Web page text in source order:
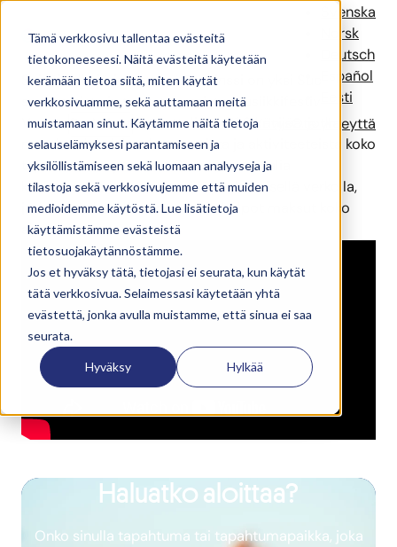
Tämä verkkosivu tallentaa evästeitä
tietokoneeseesi. Näitä evästeitä käytetään
kerämään tietoa siitä, miten käytät
verkkosivuamme, sekä auttamaan meitä
muistamaan sinut. Käytämme näitä tietoja
selauselämyksesi parantamiseen ja
yksilöllistämiseen sekä luomaan analyyseja ja
tilastoja sekä verkkosivujemme että muiden
medioidemme käytöstä. Lue lisätietoja
käyttämistämme evästeistä
tietosuojakäytännöstämme.
Jos et hyväksy tätä, tietojasi ei seurata, kun käytät
tätä verkkosivua. Selaimessasi käytetään yhtä
evästettä, jonka avulla muistamme, että sinua ei saa
seurata.
Hyväksy Hylkää
Svenska
Norsk
Deutsch
Español
Eesti
Ratkaisut ReferenssitUutisetYritys Ota yhteyttä
Provinssi
Seinäjoella järjestettävä Provinssi on yksi Suomen
suurimmista ja tunnetuimmista musiikkifestivaaleista.
Vuonna 2024 se houkutteli 85 000 kävijää, jotka
nauttivat lukuisista konserteista ja aktiviteeteista koko
tapahtuman ajan. CoreGo tuki festivaalia
kannettavilla kassapäätteillä ja yksityisellä verkolla,
jotka mahdollistivat nopeat ja helpot maksut koko
alueella.
Haluatko aloittaa?
Onko sinulla tapahtuma tai tapahtumapaikka, joka